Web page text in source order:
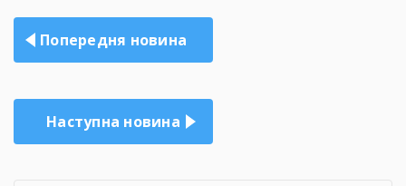
Навігація
записів
Попередня новина
Наступна новина